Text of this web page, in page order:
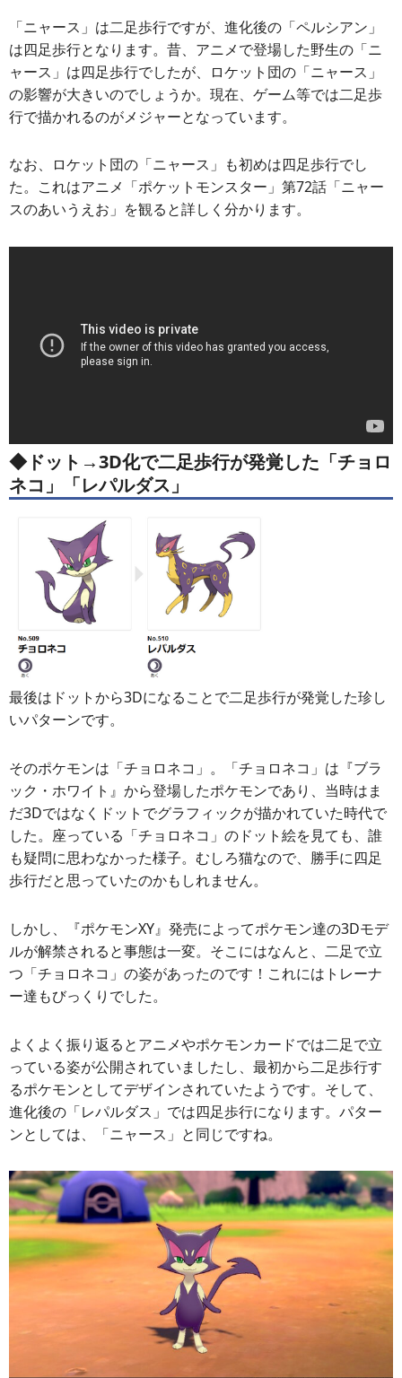
「ニャース」は二足歩行ですが、進化後の「ペルシアン」
は四足歩行となります。昔、アニメで登場した野生の「ニ
ャース」は四足歩行でしたが、ロケット団の「ニャース」
の影響が大きいのでしょうか。現在、ゲーム等では二足歩
行で描かれるのがメジャーとなっています。
なお、ロケット団の「ニャース」も初めは四足歩行でし
た。これはアニメ「ポケットモンスター」第72話「ニャー
スのあいうえお」を観ると詳しく分かります。
◆ドット→3D化で二足歩行が発覚した「チョロ
ネコ」「レパルダス」
最後はドットから3Dになることで二足歩行が発覚した珍し
いパターンです。
そのポケモンは「チョロネコ」。「チョロネコ」は『ブラ
ック・ホワイト』から登場したポケモンであり、当時はま
だ3Dではなくドットでグラフィックが描かれていた時代で
した。座っている「チョロネコ」のドット絵を見ても、誰
も疑問に思わなかった様子。むしろ猫なので、勝手に四足
歩行だと思っていたのかもしれません。
しかし、『ポケモンXY』発売によってポケモン達の3Dモデ
ルが解禁されると事態は一変。そこにはなんと、二足で立
つ「チョロネコ」の姿があったのです！これにはトレーナ
ー達もびっくりでした。
よくよく振り返るとアニメやポケモンカードでは二足で立
っている姿が公開されていましたし、最初から二足歩行す
るポケモンとしてデザインされていたようです。そして、
進化後の「レパルダス」では四足歩行になります。パター
ンとしては、「ニャース」と同じですね。